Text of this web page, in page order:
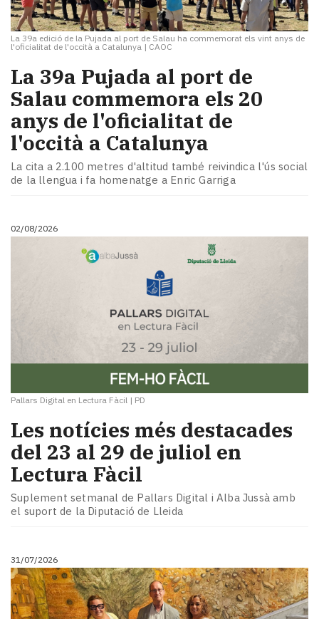
La 39a edició de la Pujada al port de Salau ha commemorat els vint anys de
l'oficialitat de l'occità a Catalunya | CAOC
​La 39a Pujada al port de
Salau commemora els 20
anys de l'oficialitat de
l'occità a Catalunya
La cita a 2.100 metres d'altitud també reivindica l'ús social
de la llengua i fa homenatge a Enric Garriga
02/08/2026
Pallars Digital en Lectura Fàcil | PD
Les notícies més destacades
del 23 al 29 de juliol en
Lectura Fàcil
Suplement setmanal de Pallars Digital i Alba Jussà amb
el suport de la Diputació de Lleida
31/07/2026